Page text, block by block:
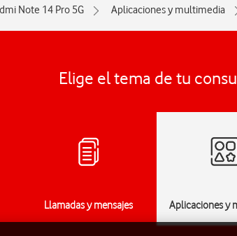
Note 14 Pro 5G Aplicaciones y multimedia
Elige el tema de tu
Llamadas y mensajes Aplicaciones y